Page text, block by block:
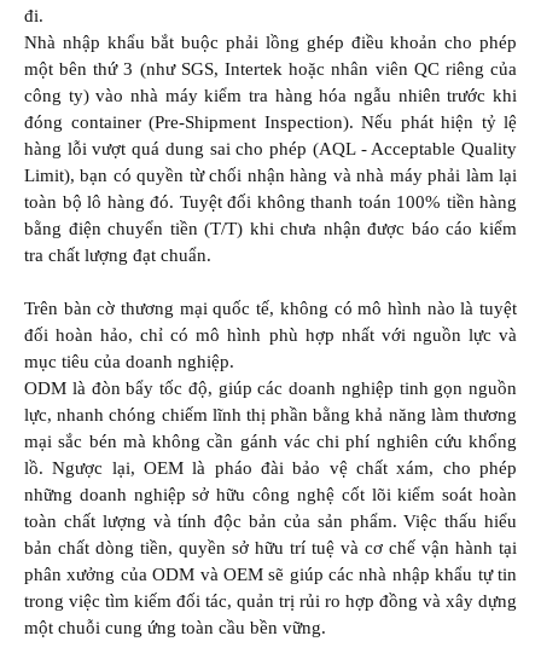
đi.
Nhà nhập khẩu bắt buộc phải lồng ghép điều khoản cho phép
một bên thứ 3 (như SGS, Intertek hoặc nhân viên QC riêng của
công ty) vào nhà máy kiểm tra hàng hóa ngẫu nhiên trước khi
đóng container (Pre-Shipment Inspection). Nếu phát hiện tỷ lệ
hàng lỗi vượt quá dung sai cho phép (AQL - Acceptable Quality
Limit), bạn có quyền từ chối nhận hàng và nhà máy phải làm lại
toàn bộ lô hàng đó. Tuyệt đối không thanh toán 100% tiền hàng
bằng điện chuyển tiền (T/T) khi chưa nhận được báo cáo kiểm
tra chất lượng đạt chuẩn.
Trên bàn cờ thương mại quốc tế, không có mô hình nào là tuyệt
đối hoàn hảo, chỉ có mô hình phù hợp nhất với nguồn lực và
mục tiêu của doanh nghiệp.
ODM là đòn bẩy tốc độ, giúp các doanh nghiệp tinh gọn nguồn
lực, nhanh chóng chiếm lĩnh thị phần bằng khả năng làm thương
mại sắc bén mà không cần gánh vác chi phí nghiên cứu khổng
lồ. Ngược lại, OEM là pháo đài bảo vệ chất xám, cho phép
những doanh nghiệp sở hữu công nghệ cốt lõi kiểm soát hoàn
toàn chất lượng và tính độc bản của sản phẩm. Việc thấu hiểu
bản chất dòng tiền, quyền sở hữu trí tuệ và cơ chế vận hành tại
phân xưởng của ODM và OEM sẽ giúp các nhà nhập khẩu tự tin
trong việc tìm kiếm đối tác, quản trị rủi ro hợp đồng và xây dựng
một chuỗi cung ứng toàn cầu bền vững.